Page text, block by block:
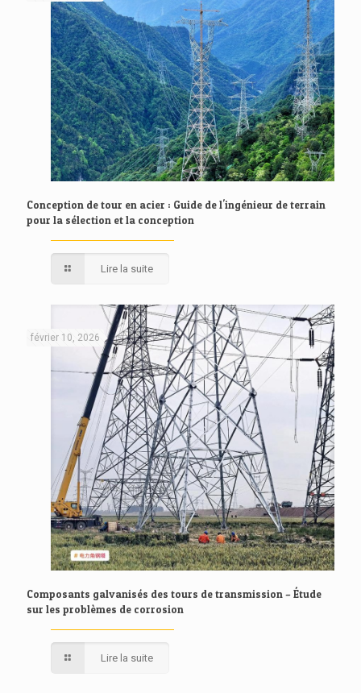
Conception de tour en acier : Guide de l'ingénieur de terrain
pour la sélection et la conception
Lire la suite
février 10, 2026
Composants galvanisés des tours de transmission – Étude
sur les problèmes de corrosion
Lire la suite